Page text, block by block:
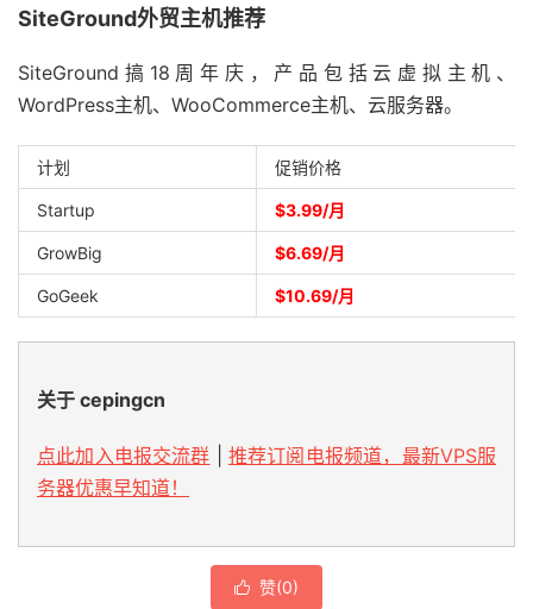
SiteGround外贸主机推荐
SiteGround搞18周年庆，产品包括云虚拟主机、
WordPress主机、WooCommerce主机、云服务器。
计划 促销价格
Startup $3.99/月
GrowBig $6.69/月
GoGeek $10.69/月
关于 cepingcn
点此加入电报交流群
推荐订阅电报频道，最新VPS服
务器优惠早知道！
 赞(0)